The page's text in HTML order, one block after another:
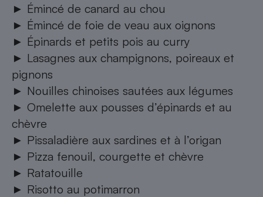
► Émincé de canard au chou
► Émincé de foie de veau aux oignons
► Épinards et petits pois au curry
► Lasagnes aux champignons, poireaux et
pignons
► Nouilles chinoises sautées aux légumes
► Omelette aux pousses d’épinards et au
chèvre
► Pissaladière aux sardines et à l’origan
► Pizza fenouil, courgette et chèvre
► Ratatouille
► Risotto au potimarron